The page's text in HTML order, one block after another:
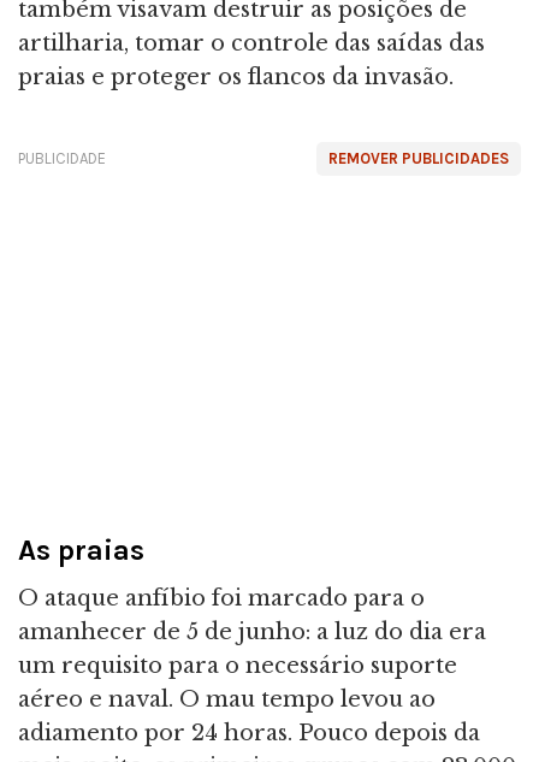
também visavam destruir as posições de
artilharia, tomar o controle das saídas das
praias e proteger os flancos da invasão.
REMOVER PUBLICIDADES
PUBLICIDADE
As praias
O ataque anfíbio foi marcado para o
amanhecer de 5 de junho: a luz do dia era
um requisito para o necessário suporte
aéreo e naval. O mau tempo levou ao
adiamento por 24 horas. Pouco depois da